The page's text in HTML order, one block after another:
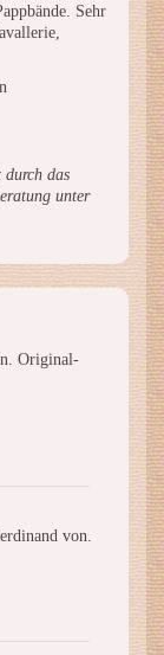
Sehr
das
unter
Original-
von.